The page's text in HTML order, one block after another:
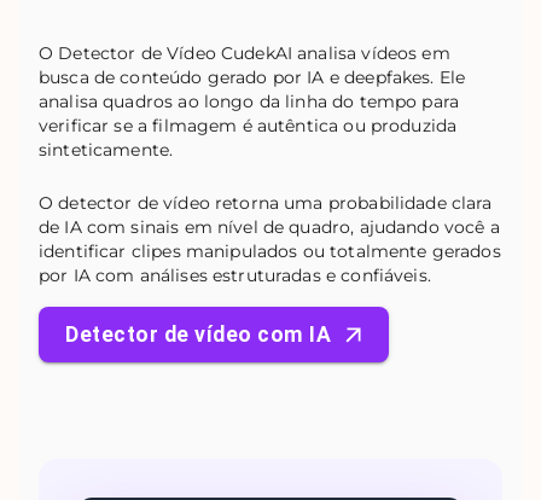
O Detector de Vídeo CudekAI analisa vídeos em
busca de conteúdo gerado por IA e deepfakes. Ele
analisa quadros ao longo da linha do tempo para
verificar se a filmagem é autêntica ou produzida
sinteticamente.
O detector de vídeo retorna uma probabilidade clara
de IA com sinais em nível de quadro, ajudando você a
identificar clipes manipulados ou totalmente gerados
por IA com análises estruturadas e confiáveis.
Detector de vídeo com IA